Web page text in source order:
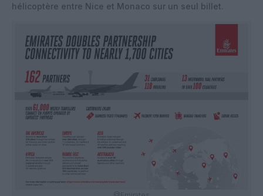
hélicoptère entre Nice et Monaco sur un seul billet.